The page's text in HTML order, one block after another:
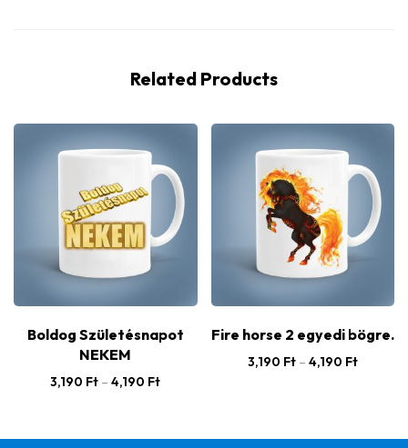
Related Products
Boldog Születésnapot
NEKEM
3,190 Ft – 4,190 Ft
Fire horse 2 egyedi bögre.
3,190 Ft – 4,190 Ft